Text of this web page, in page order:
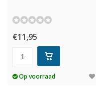
€11,95
Op voorraad